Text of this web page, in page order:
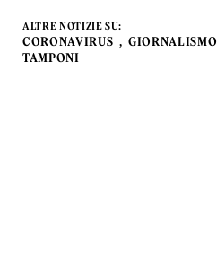
ALTRE NOTIZIE SU:
CORONAVIRUS GIORNALISMO
TAMPONI